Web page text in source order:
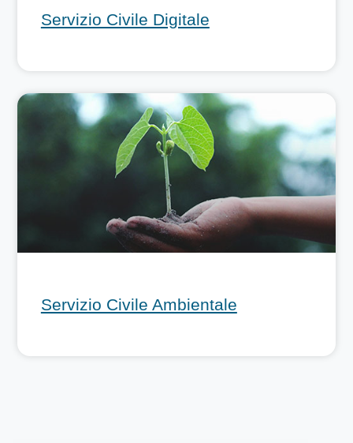
Servizio Civile Digitale
Servizio Civile Ambientale